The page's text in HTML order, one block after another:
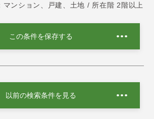
マンション、戸建、土地 / 所在階 2階以上
この条件を保存する
以前の検索条件を見る